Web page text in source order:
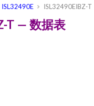
ISL32490E ISL32490EIBZ-T
T — 数据表